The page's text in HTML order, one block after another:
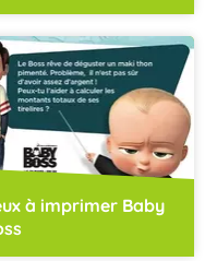
à imprimer Baby